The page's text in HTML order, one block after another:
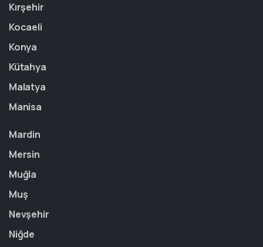
Kırşehir
Kocaeli
Konya
Kütahya
Malatya
Manisa
Mardin
Mersin
Muğla
Muş
Nevşehir
Niğde